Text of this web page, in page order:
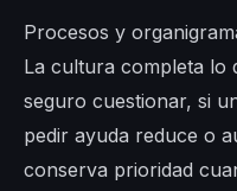
Procesos y
La cultura completa lo
seguro cuestionar, si
pedir ayuda reduce o
conserva prioridad